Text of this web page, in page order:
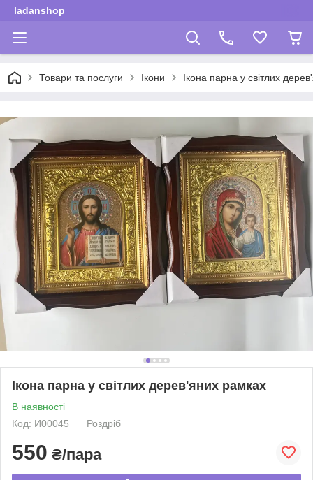
ladanshop
Товари та послуги Ікони Ікона парна у світлих
Ікона парна у світлих дерев'яних рамках
В наявності
Код: И00045
Роздріб
550 ₴/пара